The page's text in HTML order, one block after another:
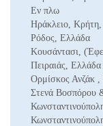
Εν πλω
Ηράκλειο,
Ρόδος, Ελλάδα
Κουσάντασι,
Πειραιάς, Ελλάδα
Ορμίσκος Ανζάκ ,
Στενά Βοσπόρου